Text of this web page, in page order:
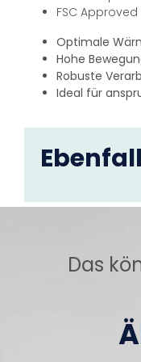
FSC Approved
Optimale
Hohe
Robuste
Ideal für
Das